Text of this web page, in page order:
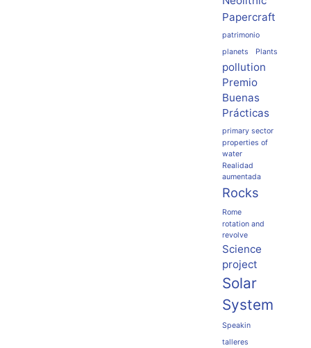
Papercraft
patrimonio
planets
Plants
pollution
Premio
Buenas
Prácticas
primary sector
properties of
water
Realidad
aumentada
Rocks
Rome
rotation and
revolve
Science
project
Solar
System
Speakin
talleres